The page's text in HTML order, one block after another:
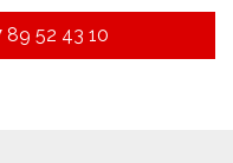
89 52 43 10